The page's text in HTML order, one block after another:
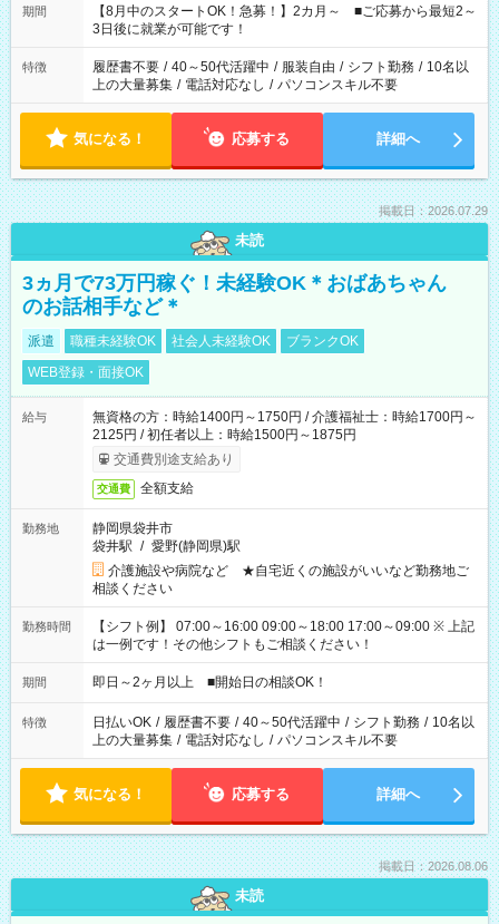
「できれば残業はしたくない」 など、ご希望を教えてください
ね。 ※Wワーク希望の方へ 今ご覧のお仕事で希望する勤務時間
と、もう1つのお仕事の勤務時間。 合計で週40時間を超える場
合は応募できません。
期間
【8月中のスタートOK！急募！】2カ月～ ■ご応募から最短2～
3日後に就業が可能です！
特徴 履歴書不要 / 40～50代活躍中 / 服装自由 / シフト勤務 / 10名以
上の大量募集 / 電話対応なし / パソコンスキル不要
気になる！ 応募する 詳細へ
掲載日：2026.07.29
未読
3ヵ月で73万円稼ぐ！未経験OK＊おばあちゃん
のお話相手など＊
派遣 職種未経験OK 社会人未経験OK
ブランクOK
WEB登録・面接OK
給与
無資格の方：時給1400円～1750円 / 介護福祉士：時給1700円～
2125円 / 初任者以上：時給1500円～1875円
交通費別途支給あり
交通費 全額支給
勤務地
静岡県袋井市
袋井駅 / 愛野(静岡県)駅
介護施設や病院など ★自宅近くの施設がいいなど勤務地ご
相談ください
勤務時間
【シフト例】 07:00～16:00 09:00～18:00 17:00～09:00 ※ 上記
は一例です！その他シフトもご相談ください！
期間 即日～2ヶ月以上 ■開始日の相談OK！
特徴 日払いOK / 履歴書不要 / 40～50代活躍中 / シフト勤務 / 10名以
上の大量募集 / 電話対応なし / パソコンスキル不要
気になる！ 応募する 詳細へ
掲載日：2026.08.06
未読